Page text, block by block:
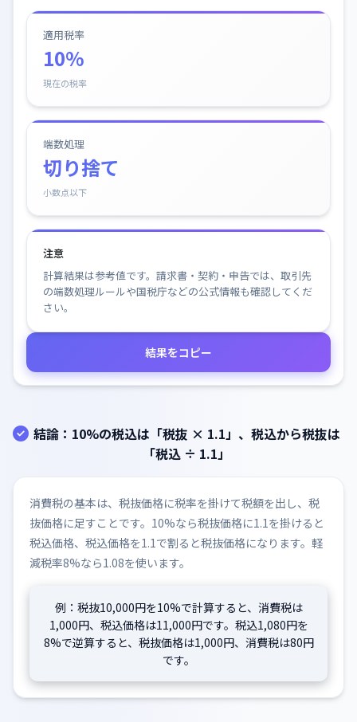
適用税率
10%
現在の税率
端数処理
切り捨て
小数点以下
注意
計算結果は参考値です。請求書・契約・申告では、取引先
の端数処理ルールや国税庁などの公式情報も確認してくだ
さい。
結果をコピー
結論：10%の税込は「税抜 × 1.1」、税込から税抜は
「税込 ÷ 1.1」
消費税の基本は、税抜価格に税率を掛けて税額を出し、税
抜価格に足すことです。10%なら税抜価格に1.1を掛けると
税込価格、税込価格を1.1で割ると税抜価格になります。軽
減税率8%なら1.08を使います。
例：税抜10,000円を10%で計算すると、消費税は
1,000円、税込価格は11,000円です。税込1,080円を
8%で逆算すると、税抜価格は1,000円、消費税は80円
です。